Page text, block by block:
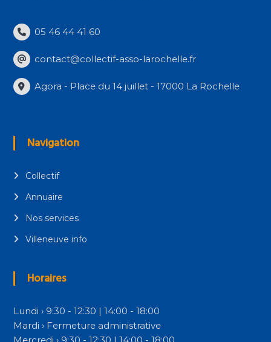
05 46 44 41 60
contact@collectif-asso-larochelle.fr
Agora - Place du 14 juillet - 17000 La Rochelle
Navigation
Collectif
Annuaire
Nos services
Villeneuve info
Horaires
Lundi › 9:30 - 12:30 | 14:00 - 18:00
Mardi › Fermeture administrative